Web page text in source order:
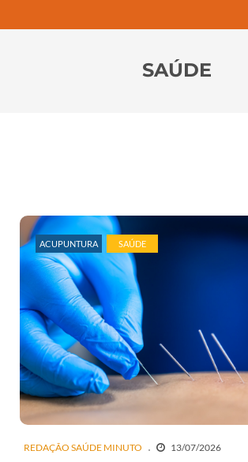
SAÚDE
ACUPUNTURA SAÚDE
REDAÇÃO SAÚDE MINUTO 13/07/2026